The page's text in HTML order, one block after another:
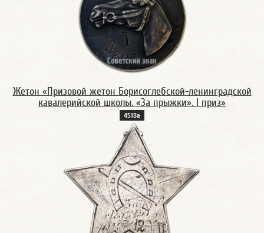
Жетон «Призовой жетон Борисоглебской-ленинградской
кавалерийской школы. «За прыжки». I приз»
4518а